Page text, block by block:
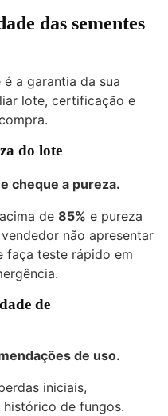
das sementes
a garantia da sua
lote, certificação e
do lote
cheque a pureza.
de 85% e pureza
não apresentar
faça teste rápido em
de
de uso.
iniciais,
histórico de fungos.